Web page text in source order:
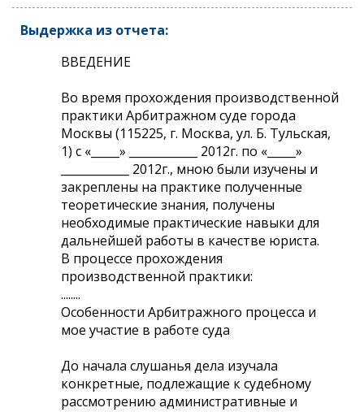
Выдержка из отчета:
ВВЕДЕНИЕ
Во время прохождения производственной
практики Арбитражном суде города
Москвы (115225, г. Москва, ул. Б. Тульская,
1) с «_____» ____________ 2012г. по «_____»
____________ 2012г., мною были изучены и
закреплены на практике полученные
теоретические знания, получены
необходимые практические навыки для
дальнейшей работы в качестве юриста.
В процессе прохождения
производственной практики:
........
Особенности Арбитражного процесса и
мое участие в работе суда
До начала слушанья дела изучала
конкретные, подлежащие к судебному
рассмотрению административные и